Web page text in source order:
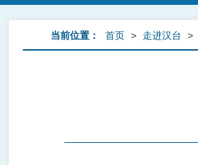
当前位置： 首页 > 走进汉台 >